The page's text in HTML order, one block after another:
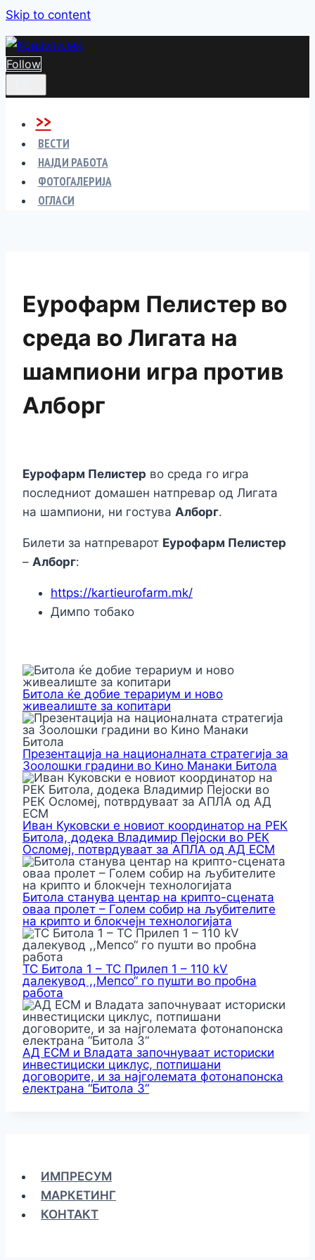
Skip to content
Follow
>>
ВЕСТИ
НАЈДИ РАБОТА
ФОТОГАЛЕРИЈА
ОГЛАСИ
Еурофарм Пелистер во
среда во Лигата на
шампиони игра против
Алборг
Еурофарм Пелистер во среда го игра
последниот домашен натпревар од Лигата
на шампиони, ни гостува Алборг.
Билети за натпреварот Еурофарм Пелистер
– Алборг:
https://kartieurofarm.mk/
Димпо тобако
Битола ќе добие терариум и ново
живеалиште за копитари
Презентација на националната стратегија за
Зоолошки градини во Кино Манаки Битола
Иван Куковски е новиот координатор на РЕК
Битола, додека Владимир Пејоски во РЕК
Осломеј, потврдуваат за АПЛА од АД ЕСМ
Битола станува центар на крипто-сцената
оваа пролет – Голем собир на љубителите
на крипто и блокчејн технологијата
ТС Битола 1 – ТС Прилеп 1 – 110 kV
далекувод ,,Мепсо“ го пушти во пробна
работа
АД ЕСМ и Владата започнуваат историски
инвестициски циклус, потпишани
договорите, и за најголемата фотонапонска
електрана “Битола 3“
ИМПРЕСУМ
МАРКЕТИНГ
КОНТАКТ